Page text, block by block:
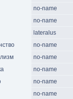
no-name
no-name
lateralus
no-name
no-name
no-name
no-name
no-name